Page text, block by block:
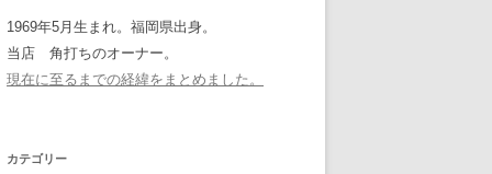
1969年5月生まれ。福岡県出身。
当店 角打ちのオーナー。
現在に至るまでの経緯をまとめました。
カテゴリー